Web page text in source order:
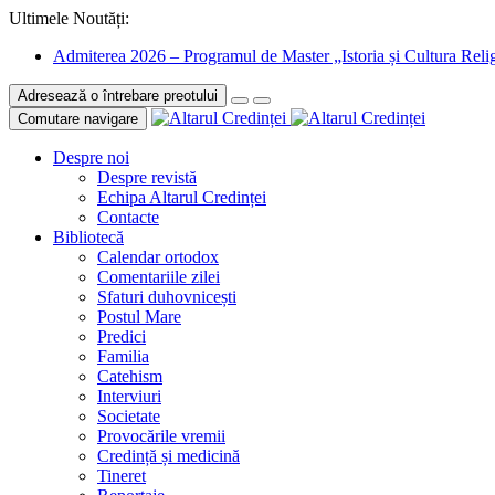
Ultimele Noutăți:
Admiterea 2026 – Programul de Master „Istoria și Cultura
Adresează o întrebare preotului
Comutare navigare
Despre noi
Despre revistă
Echipa Altarul Credinței
Contacte
Bibliotecă
Calendar ortodox
Comentariile zilei
Sfaturi duhovnicești
Postul Mare
Predici
Familia
Catehism
Interviuri
Societate
Provocările vremii
Credință și medicină
Tineret